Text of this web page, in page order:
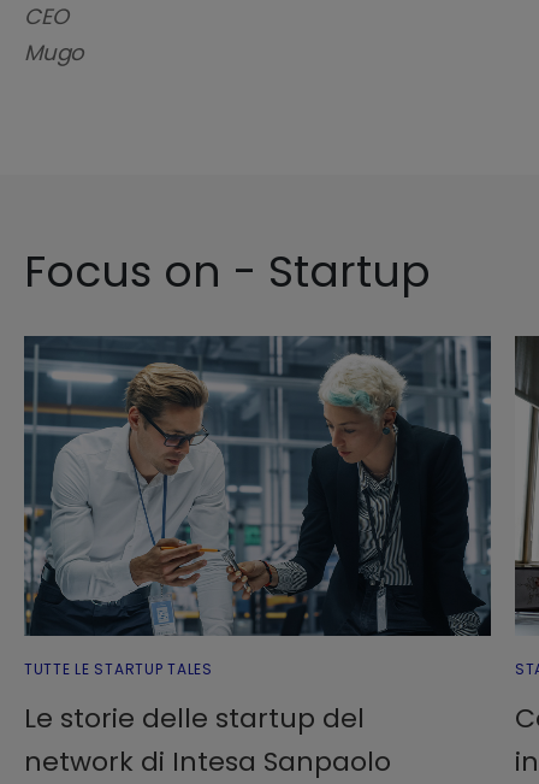
CEO
Mugo
Focus on - Startup
TUTTE LE STARTUP TALES
Le storie delle startup del
network di Intesa Sanpaolo